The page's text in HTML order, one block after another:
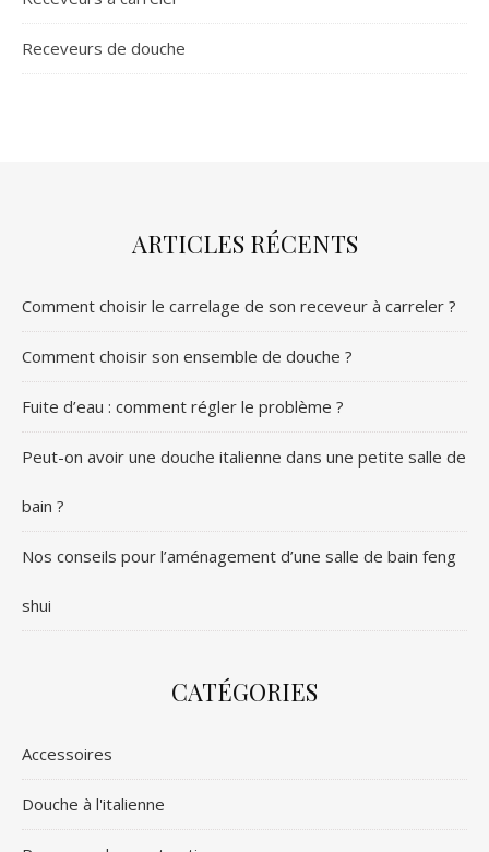
Receveurs de douche
ARTICLES RÉCENTS
Comment choisir le carrelage de son receveur à carreler ?
Comment choisir son ensemble de douche ?
Fuite d’eau : comment régler le problème ?
Peut-on avoir une douche italienne dans une petite salle de
bain ?
Nos conseils pour l’aménagement d’une salle de bain feng
shui
CATÉGORIES
Accessoires
Douche à l'italienne